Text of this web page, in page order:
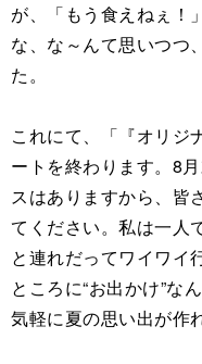
が、「もう食えねぇ！
な、な～んて思いつつ
た。
これにて、「『オリジ
ートを終わります。8
スはありますから、皆
てください。私は一人
と連れだってワイワイ
ところに“お出かけ”な
気軽に夏の思い出が作